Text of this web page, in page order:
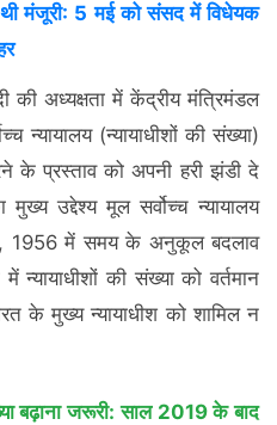
मंजूरी: 5 मई को संसद में विधेयक
की अध्यक्षता में केंद्रीय मंत्रिमंडल
न्यायालय (न्यायाधीशों की संख्या)
प्रस्ताव को अपनी हरी झंडी दे
उद्देश्य मूल सर्वोच्च न्यायालय
1956 में समय के अनुकूल बदलाव
की संख्या को वर्तमान
के मुख्य न्यायाधीश को शामिल न
बढ़ाना जरूरी: साल 2019 के बाद